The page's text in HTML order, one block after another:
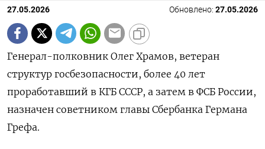
27.05.2026 Обновлено: 27.05.2026
Генерал-полковник Олег Храмов, ветеран
структур госбезопасности, более 40 лет
проработавший в КГБ СССР, а затем в ФСБ России,
назначен советником главы Сбербанка Германа
Грефа.